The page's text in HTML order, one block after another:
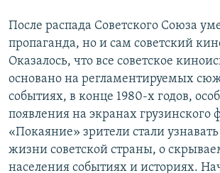
После распада Советского Союза
пропаганда, но и сам советский
Оказалось, что все советское
основано на регламентируемых
событиях, в конце 1980-х годов,
появления на экранах грузинского
«Покаяние» зрители стали
жизни советской страны, о
населения событиях и историях.